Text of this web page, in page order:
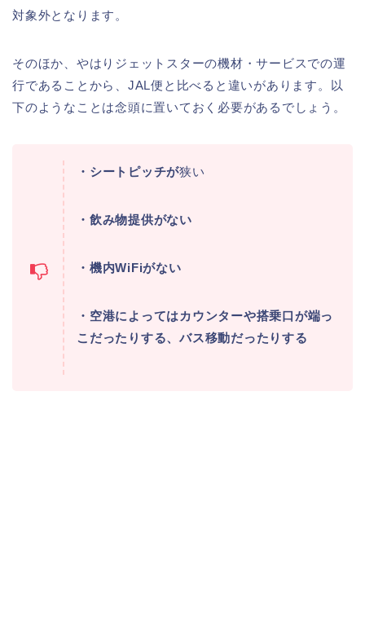
対象外となります。
そのほか、やはりジェットスターの機材・サービスでの運
行であることから、JAL便と比べると違いがあります。以
下のようなことは念頭に置いておく必要があるでしょう。
・シートピッチが狭い
・飲み物提供がない
・機内WiFiがない
・空港によってはカウンターや搭乗口が端っ
こだったりする、バス移動だったりする